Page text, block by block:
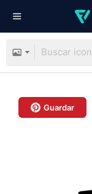
Guardar